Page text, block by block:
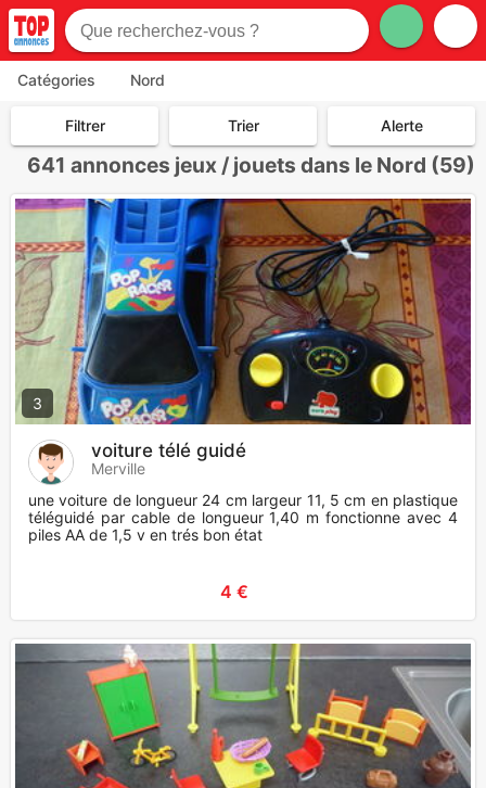
Catégories Nord
Filtrer Trier Alerte
641 annonces jeux / jouets dans le Nord (59)
3
voiture télé guidé
Merville
une voiture de longueur 24 cm largeur 11, 5 cm en plastique
téléguidé par cable de longueur 1,40 m fonctionne avec 4
piles AA de 1,5 v en trés bon état
4 €